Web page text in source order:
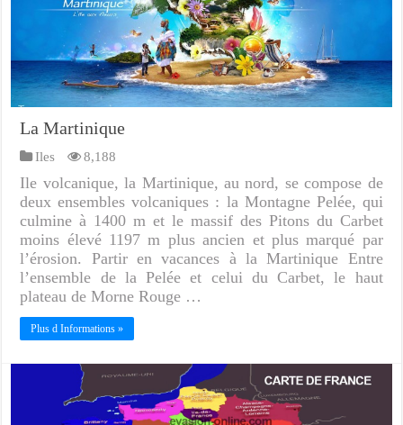
La Martinique
Iles 8,188
Ile volcanique, la Martinique, au nord, se compose de
deux ensembles volcaniques : la Montagne Pelée, qui
culmine à 1400 m et le massif des Pitons du Carbet
moins élevé 1197 m plus ancien et plus marqué par
l’érosion. Partir en vacances à la Martinique Entre
l’ensemble de la Pelée et celui du Carbet, le haut
plateau de Morne Rouge …
Plus d Informations »